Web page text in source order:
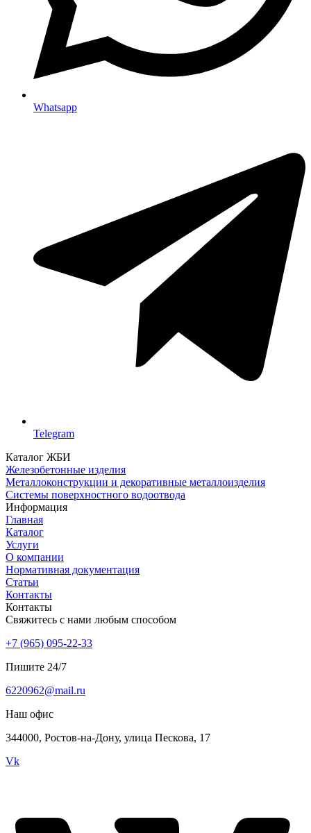
Whatsapp
Telegram
Каталог ЖБИ
Железобетонные изделия
Металлоконструкции и декоративные металлоизделия
Системы поверхностного водоотвода
Информация
Главная
Каталог
Услуги
О компании
Нормативная документация
Статьи
Контакты
Контакты
Свяжитесь с нами любым способом
+7 (965) 095-22-33
Пишите 24/7
6220962@mail.ru
Наш офис
344000, Ростов-на-Дону, улица Пескова, 17
Vk